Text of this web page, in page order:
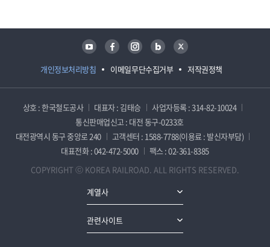
개인정보처리방침 이메일무단수집거부 저작권정책
유튜브 페이스북 인스타그램 블로그 트위터
상호 : 한국철도공사 대표자 : 김태승
사업자등록 : 314-82-10024
통신판매업신고 : 대전 동구-0233호
대전광역시 동구 중앙로 240
고객센터 : 1588-7788(이용료 : 발신자부담)
대표전화 : 042-472-5000
팩스 : 02-361-8385
COPYRIGHT ⓒ KOREA RAILROAD. ALL RIGHTS RESERVED.
계열사
관련사이트